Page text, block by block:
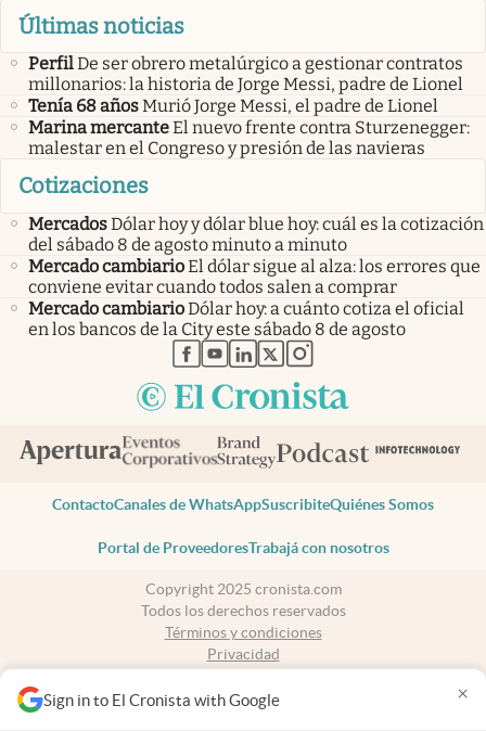
Sign in to El Cronista with Google ×
Últimas noticias
PerfilDe ser obrero metalúrgico a gestionar contratos
millonarios: la historia de Jorge Messi, padre de Lionel
Tenía 68 añosMurió Jorge Messi, el padre de Lionel
Marina mercanteEl nuevo frente contra Sturzenegger:
malestar en el Congreso y presión de las navieras
Cotizaciones
MercadosDólar hoy y dólar blue hoy: cuál es la cotización
del sábado 8 de agosto minuto a minuto
Mercado cambiarioEl dólar sigue al alza: los errores que
conviene evitar cuando todos salen a comprar
Mercado cambiarioDólar hoy: a cuánto cotiza el oficial
en los bancos de la City este sábado 8 de agosto
abre en nueva pestaña
abre en nueva pestaña
abre en nueva pestaña
abre en nueva pestaña
abre en nueva pestaña
ContactoCanales de WhatsAppSuscribiteQuiénes Somos
Portal de ProveedoresTrabajá con nosotros
Copyright 2025 cronista.com
Todos los derechos reservados
Términos y condiciones
Privacidad
Tel: +54 11 7078-3270